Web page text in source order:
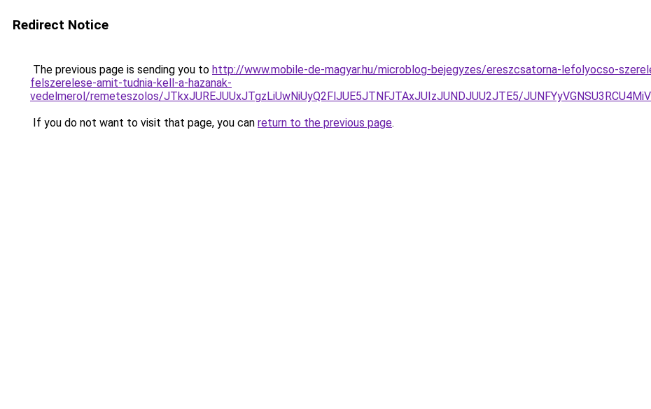
Redirect Notice
The previous page is sending you to http://www.mobile-de-magyar.hu/microblog-bejegyzes/ereszcsatorna-lefolyocso-
felszerelese-amit-tudnia-kell-a-hazanak-
vedelmerol/remeteszolos/JTkxJUREJUUxJTgzLiUwNiUyQ2FlJUE5JTNFJTAxJUIzJUNDJUU2JTE5/
If you do not want to visit that page, you can return to the previous page.